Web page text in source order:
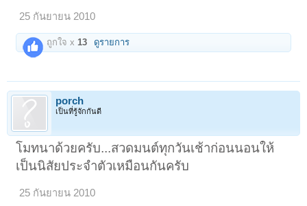
25 กันยายน 2010
ถูกใจ x 13 ดูรายการ
porch
เป็นที่รู้จักกันดี
โมทนาด้วยครับ...สวดมนต์ทุกวันเช้าก่อนนอนให้
เป็นนิสัยประจำตัวเหมือนกันครับ
25 กันยายน 2010